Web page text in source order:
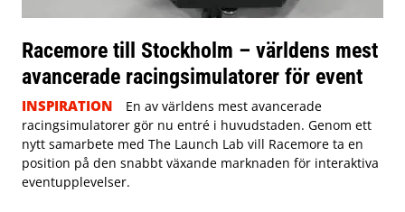
Racemore till Stockholm – världens mest
avancerade racingsimulatorer för event
INSPIRATION
En av världens mest avancerade
racingsimulatorer gör nu entré i huvudstaden. Genom ett
nytt samarbete med The Launch Lab vill Racemore ta en
position på den snabbt växande marknaden för interaktiva
eventupplevelser.